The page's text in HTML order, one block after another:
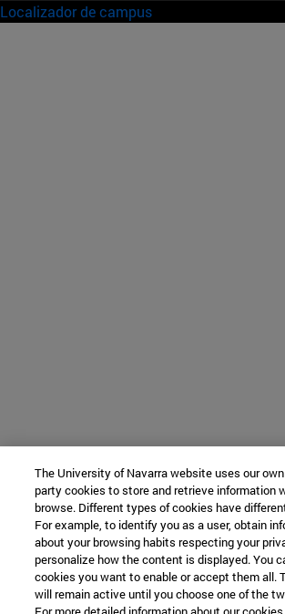
Localizador de campus
The University of Navarra website uses our
party cookies to store and retrieve information
browse. Different types of cookies have
For example, to identify you as a user, obtain
about your browsing habits respecting your
personalize how the content is displayed. You
cookies you want to enable or accept them all.
will remain active until you choose one of the